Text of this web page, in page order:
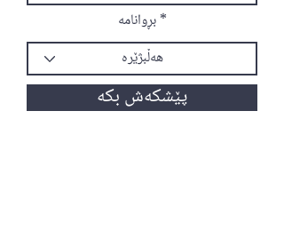
بڕوانامە
پێشکەش بکە